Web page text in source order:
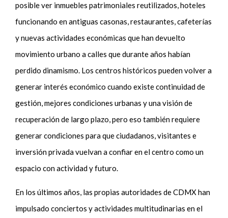
posible ver inmuebles patrimoniales reutilizados, hoteles
funcionando en antiguas casonas, restaurantes, cafeterías
y nuevas actividades económicas que han devuelto
movimiento urbano a calles que durante años habían
perdido dinamismo. Los centros históricos pueden volver a
generar interés económico cuando existe continuidad de
gestión, mejores condiciones urbanas y una visión de
recuperación de largo plazo, pero eso también requiere
generar condiciones para que ciudadanos, visitantes e
inversión privada vuelvan a confiar en el centro como un
espacio con actividad y futuro.
En los últimos años, las propias autoridades de CDMX han
impulsado conciertos y actividades multitudinarias en el